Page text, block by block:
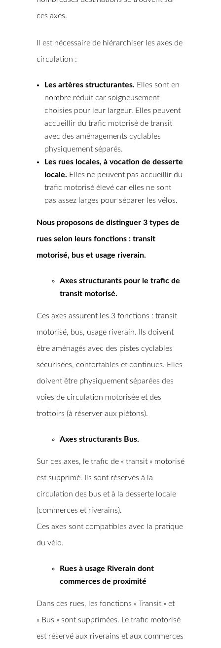
ces axes.
Il est nécessaire de hiérarchiser les axes de
circulation :
Les artères structurantes. Elles sont en
nombre réduit car soigneusement
choisies pour leur largeur. Elles peuvent
accueillir du trafic motorisé de transit
avec des aménagements cyclables
physiquement séparés.
Les rues locales, à vocation de desserte
locale. Elles ne peuvent pas accueillir du
trafic motorisé élevé car elles ne sont
pas assez larges pour séparer les vélos.
Nous proposons de distinguer 3 types de
rues selon leurs fonctions : transit
motorisé, bus et usage riverain.
Axes structurants pour le trafic de
transit motorisé.
Ces axes assurent les 3 fonctions : transit
motorisé, bus, usage riverain. Ils doivent
être aménagés avec des pistes cyclables
sécurisées, confortables et continues. Elles
doivent être physiquement séparées des
voies de circulation motorisée et des
trottoirs (à réserver aux piétons).
Axes structurants Bus.
Sur ces axes, le trafic de « transit » motorisé
est supprimé. Ils sont réservés à la
circulation des bus et à la desserte locale
(commerces et riverains).
Ces axes sont compatibles avec la pratique
du vélo.
Rues à usage Riverain dont
commerces de proximité
Dans ces rues, les fonctions « Transit » et
« Bus » sont supprimées. Le trafic motorisé
est réservé aux riverains et aux commerces